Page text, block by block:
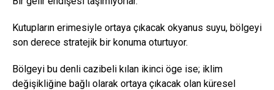
Kutupların erimesiyle ortaya çıkacak okyanus suyu, bölgeyi
son derece stratejik bir konuma oturtuyor.
Bölgeyi bu denli cazibeli kılan ikinci öge ise; iklim
değişikliğine bağlı olarak ortaya çıkacak olan küresel